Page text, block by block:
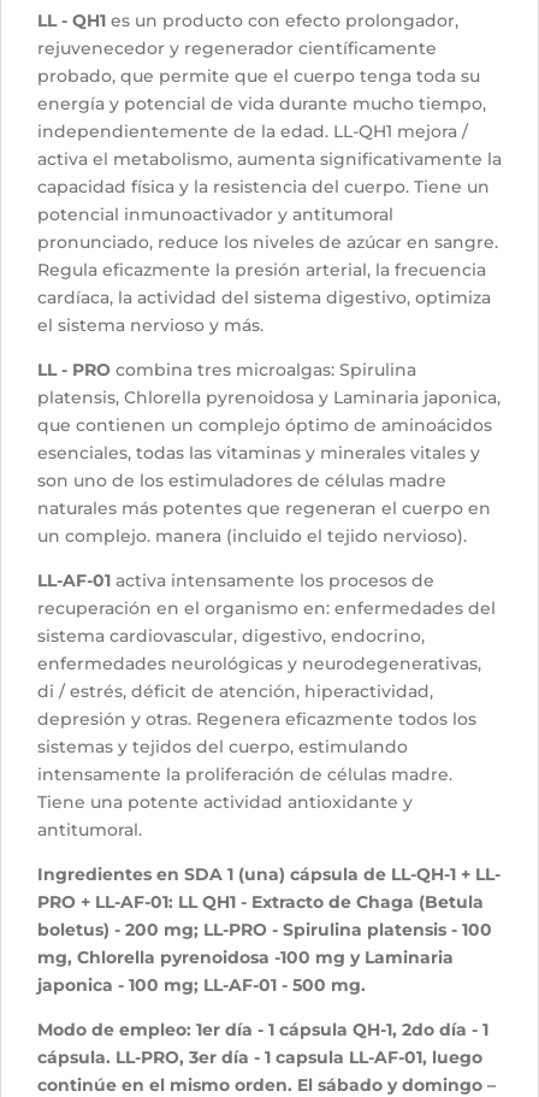
LL - QH1 es un producto con efecto prolongador,
rejuvenecedor y regenerador científicamente
probado, que permite que el cuerpo tenga toda su
energía y potencial de vida durante mucho tiempo,
independientemente de la edad. LL-QH1 mejora /
activa el metabolismo, aumenta significativamente la
capacidad física y la resistencia del cuerpo. Tiene un
potencial inmunoactivador y antitumoral
pronunciado, reduce los niveles de azúcar en sangre.
Regula eficazmente la presión arterial, la frecuencia
cardíaca, la actividad del sistema digestivo, optimiza
el sistema nervioso y más.
LL - PRO combina tres microalgas: Spirulina
platensis, Chlorella pyrenoidosa y Laminaria japonica,
que contienen un complejo óptimo de aminoácidos
esenciales, todas las vitaminas y minerales vitales y
son uno de los estimuladores de células madre
naturales más potentes que regeneran el cuerpo en
un complejo. manera (incluido el tejido nervioso).
LL-AF-01 activa intensamente los procesos de
recuperación en el organismo en: enfermedades del
sistema cardiovascular, digestivo, endocrino,
enfermedades neurológicas y neurodegenerativas,
di / estrés, déficit de atención, hiperactividad,
depresión y otras. Regenera eficazmente todos los
sistemas y tejidos del cuerpo, estimulando
intensamente la proliferación de células madre.
Tiene una potente actividad antioxidante y
antitumoral.
Ingredientes en SDA 1 (una) cápsula de LL-QH-1 + LL-
PRO + LL-AF-01: LL QH1 - Extracto de Chaga (Betula
boletus) - 200 mg; LL-PRO - Spirulina platensis - 100
mg, Chlorella pyrenoidosa -100 mg y Laminaria
japonica - 100 mg; LL-AF-01 - 500 mg.
Modo de empleo: 1er día - 1 cápsula QH-1, 2do día - 1
cápsula. LL-PRO, 3er día - 1 capsula LL-AF-01, luego
continúe en el mismo orden. El sábado y domingo –